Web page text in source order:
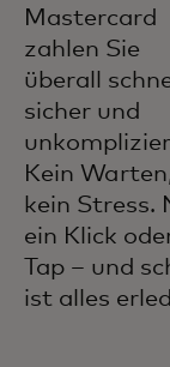
Mastercard
zahlen Sie
überall
sicher und
Kein
kein Stress.
ein Klick
Tap – und
ist alles